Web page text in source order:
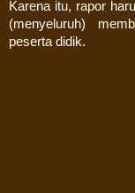
Karena itu, rapor
(menyeluruh)
peserta didik.